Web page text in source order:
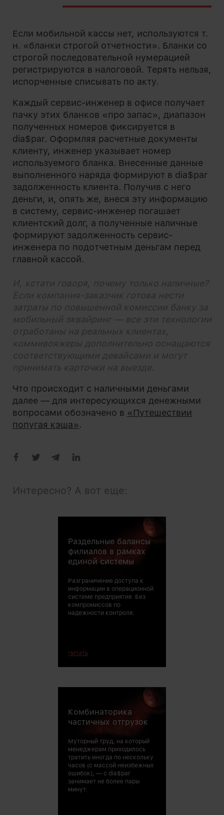
Если мобильной кассы нет, используются т.
н. «бланки строгой отчетности». Бланки со
строгой последовательной нумерацией
регистрируются в налоговой. Терять нельзя,
испорченные списывать по акту.
Каждый сервис-инженер в офисе получает
пачку этих бланков «про запас», диапазон
полученных номеров фиксируется в
dia$par. Оформляя расчетные документы
клиенту, инженер указывает номер
используемого бланка. Внесенные данные
выполненного наряда формируют в dia$par
задолженность клиента. Получив с него
деньги, и, опять же, внеся эту информацию
в систему, сервис-инженер погашает
клиентский долг, а полученные наличные
формируют задолженность сервис-
инженера по подотчетным деньгам перед
главной кассой.
И, кстати говоря, почему только наличные?
Если компания-заказчик готова нести
затраты по повышенной комиссии банку за
мобильный эквайринг — все эти технологии
отработаны на реальных клиентах,
коммивояжеры дополнительно оснащаются
соответствующими девайсами и могут
принимать карточки на выезде.
Что происходит с наличными деньгами
далее — для интересующихся денежными
вопросами обозначено в «Путешествии
попугая кэша».
Интересно? А вот еще:
Раздельные балансы
филиалов в рамках
единой системы
Разграничение доступа к
информации в операционной
системе предприятия. Без
компромиссов по
надежности контроля.
Читать
Комбинаторика
частичных отгрузок
Муторный труд, на который
менеджерам приходилось
тратить иногда по нескольку
часов (с массой неизбежных
ошибок), — с dia$par
занимает не более пары
минут.